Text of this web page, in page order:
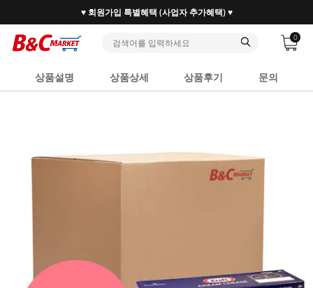
♥ 회원가입 특별혜택 (사업자 추가혜택) ♥
0
상품설명 상품상세 상품후기 문의